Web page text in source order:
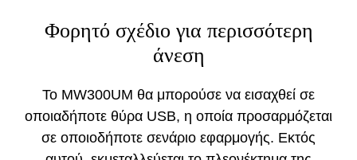
Φορητό σχέδιο για περισσότερη
άνεση
Το MW300UM θα μπορούσε να εισαχθεί σε
οποιαδήποτε θύρα USB, η οποία προσαρμόζεται
σε οποιοδήποτε σενάριο εφαρμογής. Εκτός